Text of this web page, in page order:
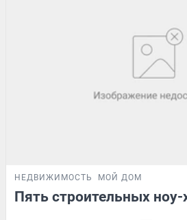
НЕДВИЖИМОСТЬ МОЙ ДОМ
Пять строительных ноу-